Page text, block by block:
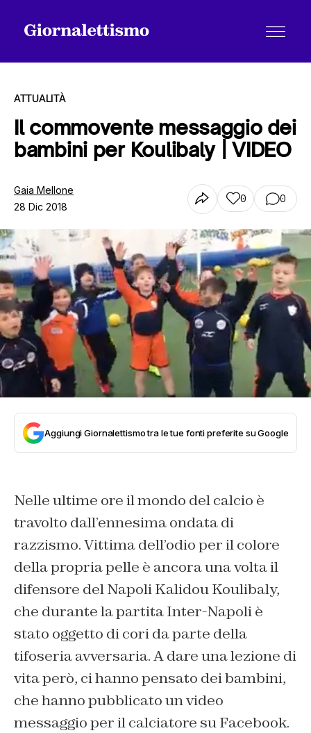
Tutti gli articoli
Chi siamo
Contatti
ATTUALITÀ
Il commovente messaggio dei
bambini per Koulibaly | VIDEO
Gaia Mellone
28 Dic 2018
0 0
Aggiungi Giornalettismo tra le tue fonti preferite su Google
Nelle ultime ore il mondo del calcio è
travolto dall’ennesima ondata di
razzismo. Vittima dell’odio per il colore
della propria pelle è ancora una volta il
difensore del Napoli Kalidou Koulibaly,
che durante la partita Inter-Napoli è
stato oggetto di cori da parte della
tifoseria avversaria. A dare una lezione di
vita però, ci hanno pensato dei bambini,
che hanno pubblicato un video
messaggio per il calciatore su Facebook.